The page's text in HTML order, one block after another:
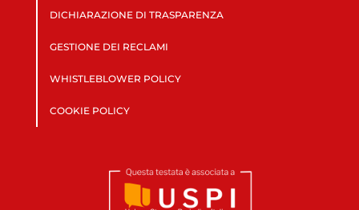
DICHIARAZIONE DI TRASPARENZA
GESTIONE DEI RECLAMI
WHISTLEBLOWER POLICY
COOKIE POLICY